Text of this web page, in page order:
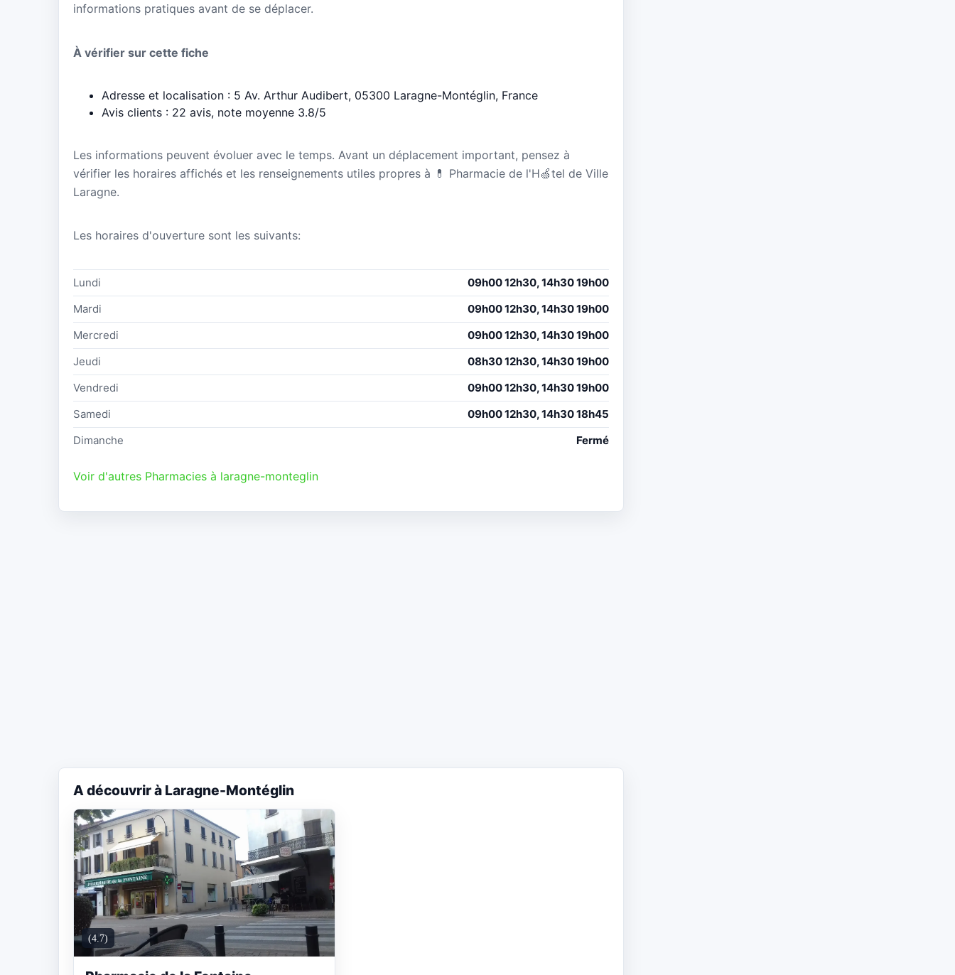
informations pratiques avant de se déplacer.
À vérifier sur cette fiche
Adresse et localisation : 5 Av. Arthur Audibert, 05300 Laragne-Montéglin, France
Avis clients : 22 avis, note moyenne 3.8/5
Les informations peuvent évoluer avec le temps. Avant un déplacement important, pensez à
vérifier les horaires affichés et les renseignements utiles propres à 💊 Pharmacie de l'H🍏tel de Ville
Laragne.
Les horaires d'ouverture sont les suivants:
Lundi
09h00 12h30, 14h30 19h00
Mardi
09h00 12h30, 14h30 19h00
Mercredi
09h00 12h30, 14h30 19h00
Jeudi
08h30 12h30, 14h30 19h00
Vendredi
09h00 12h30, 14h30 19h00
Samedi
09h00 12h30, 14h30 18h45
Dimanche
Fermé
Voir d'autres Pharmacies à laragne-monteglin
A découvrir à Laragne-Montéglin
(4.7)